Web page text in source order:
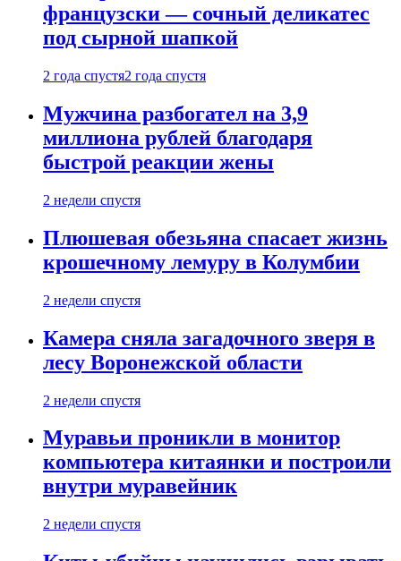
французски — сочный деликатес
под сырной шапкой
2 года спустя2 года спустя
Мужчина разбогател на 3,9
миллиона рублей благодаря
быстрой реакции жены
2 недели спустя
Плюшевая обезьяна спасает жизнь
крошечному лемуру в Колумбии
2 недели спустя
Камера сняла загадочного зверя в
лесу Воронежской области
2 недели спустя
Муравьи проникли в монитор
компьютера китаянки и построили
внутри муравейник
2 недели спустя